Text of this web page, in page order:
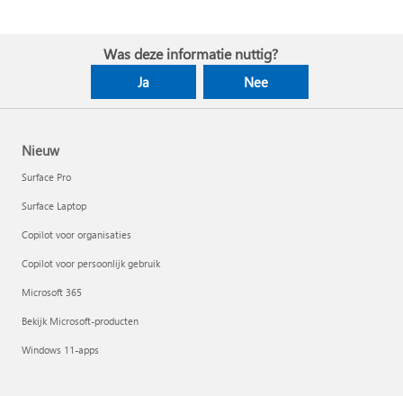
Was deze informatie nuttig?
Ja Nee
Nieuw
Surface Pro
Surface Laptop
Copilot voor organisaties
Copilot voor persoonlijk gebruik
Microsoft 365
Bekijk Microsoft-producten
Windows 11-apps